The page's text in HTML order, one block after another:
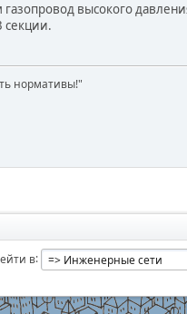
высокого
секции.
нормативы!"
в